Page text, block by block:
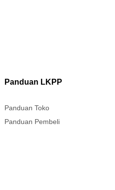
Panduan LKPP
Panduan Toko
Panduan Pembeli